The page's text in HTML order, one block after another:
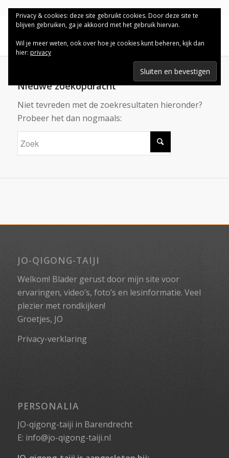
Nieuwe zoekopdracht
Niet tevreden met de zoekresultaten hieronder?
Probeer het dan nogmaals:
JO-QIGONG-TAIJI
Welkom! Blader gerust door mijn site voor
ervaringen, video’s, foto’s en lesinformatie. Veel
plezier met rondkijken!
Groetjes, JO
Privacy-verklaring
PERSONALIA
JO-qigong-taiji in Barendrecht
E: info@jo-qigong-taiji.nl
Privacy & cookies: deze site gebruikt cookies. Door deze site te
blijven gebruiken, ga je akkoord met het gebruik hiervan.
Wil je meer weten, ook over hoe je cookies kunt beheren, kijk dan
hier: privacy